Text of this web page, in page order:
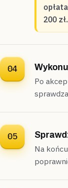
200 zł.
04
Po
05
Na